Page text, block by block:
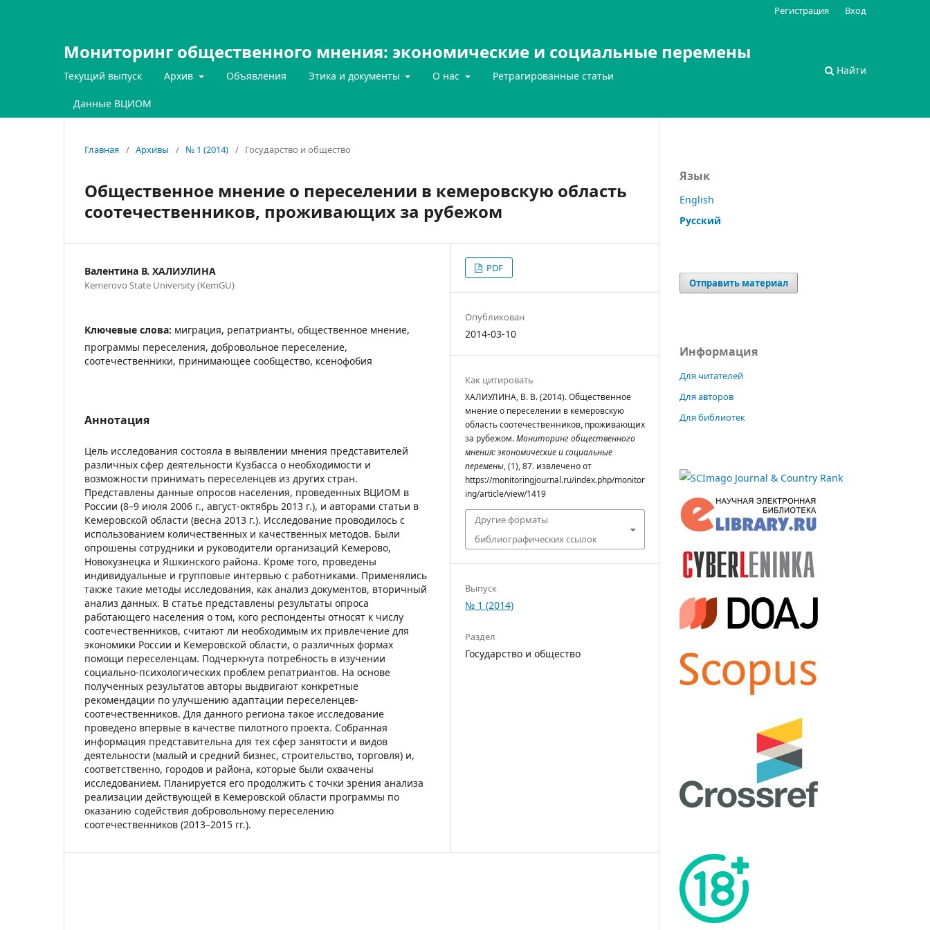
Мониторинг общественного мнения: экономические и социальные перемены
Текущий выпуск Архив Объявления Этика и документы О нас Ретрагированные статьи
Данные ВЦИОМ
Найти
Регистрация Вход
Главная / Архивы / № 1 (2014) / Государство и общество
Общественное мнение о переселении в кемеровскую область
соотечественников, проживающих за рубежом
Валентина В. ХАЛИУЛИНА
Kemerovo State University (KemGU)
Ключевые слова: миграция, репатрианты, общественное мнение,
программы переселения, добровольное переселение,
соотечественники, принимающее сообщество, ксенофобия
Аннотация
Цель исследования состояла в выявлении мнения представителей
различных сфер деятельности Кузбасса о необходимости и
возможности принимать переселенцев из других стран.
Представлены данные опросов населения, проведенных ВЦИОМ в
России (8–9 июля 2006 г., август-октябрь 2013 г.), и авторами статьи в
Кемеровской области (весна 2013 г.). Исследование проводилось с
использованием количественных и качественных методов. Были
опрошены сотрудники и руководители организаций Кемерово,
Новокузнецка и Яшкинского района. Кроме того, проведены
индивидуальные и групповые интервью с работниками. Применялись
также такие методы исследования, как анализ документов, вторичный
анализ данных. В статье представлены результаты опроса
работающего населения о том, кого респонденты относят к числу
соотечественников, считают ли необходимым их привлечение для
экономики России и Кемеровской области, о различных формах
помощи переселенцам. Подчеркнута потребность в изучении
социально-психологических проблем репатриантов. На основе
полученных результатов авторы выдвигают конкретные
рекомендации по улучшению адаптации переселенцев-
соотечественников. Для данного региона такое исследование
проведено впервые в качестве пилотного проекта. Собранная
информация представительна для тех сфер занятости и видов
деятельности (малый и средний бизнес, строительство, торговля) и,
соответственно, городов и района, которые были охвачены
исследованием. Планируется его продолжить с точки зрения анализа
реализации действующей в Кемеровской области программы по
оказанию содействия добровольному переселению
соотечественников (2013–2015 гг.).
PDF
Опубликован
2014-03-10
Как цитировать
ХАЛИУЛИНА, В. В. (2014). Общественное
мнение о переселении в кемеровскую
область соотечественников, проживающих
за рубежом.Мониторинг общественного
мнения: экономические и социальные
перемены, (1), 87. извлечено от
https://monitoringjournal.ru/index.php/monitor
ing/article/view/1419
Другие форматы
библиографических ссылок
Выпуск
№ 1 (2014)
Раздел
Государство и общество
Язык
English
Русский
Отправить материал
Информация
Для читателей
Для авторов
Для библиотек